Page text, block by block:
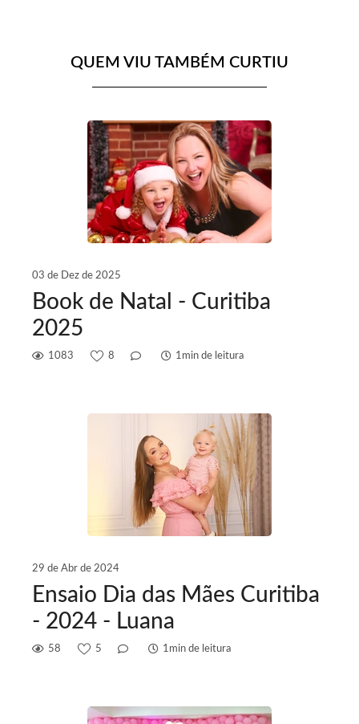
QUEM VIU TAMBÉM CURTIU
03 de Dez de 2025
Book de Natal - Curitiba
2025
1083 8 1min de leitura
29 de Abr de 2024
Ensaio Dia das Mães Curitiba
- 2024 - Luana
58 5 1min de leitura